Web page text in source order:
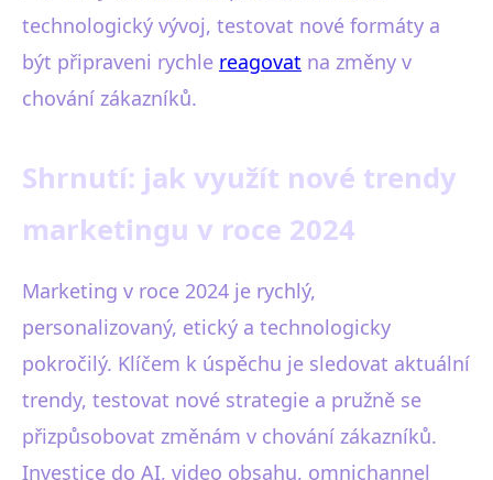
technologický vývoj, testovat nové formáty a
být připraveni rychle reagovat na změny v
chování zákazníků.
Shrnutí: jak využít nové trendy
marketingu v roce 2024
Marketing v roce 2024 je rychlý,
personalizovaný, etický a technologicky
pokročilý. Klíčem k úspěchu je sledovat aktuální
trendy, testovat nové strategie a pružně se
přizpůsobovat změnám v chování zákazníků.
Investice do AI, video obsahu, omnichannel